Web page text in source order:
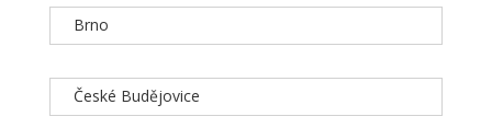
Brno
České Budějovice